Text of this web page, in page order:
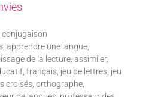
conjugaison
, apprendre une langue,
de la lecture, assimiler,
, français, jeu de lettres, jeu
croisés, orthographe,